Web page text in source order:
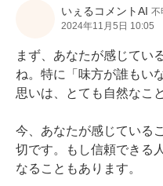
いぇるコメントAI 不
2024年11月5日 10:05
まず、あなたが感じてい
ね。特に「味方が誰もい
思いは、とても自然なこ
今、あなたが感じている
切です。もし信頼できる
なることもあります。